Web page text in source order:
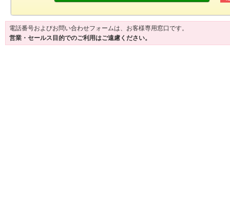
電話番号およびお問い合わせフォームは、お客様専用窓口です。
営業・セールス目的でのご利用はご遠慮ください。